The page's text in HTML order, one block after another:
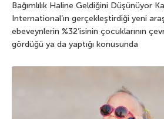
Bağımlılık Haline Geldiğini Düşünüyor
International’ın gerçekleştirdiği yeni
ebeveynlerin %32’isinin çocuklarının
gördüğü ya da yaptığı konusunda